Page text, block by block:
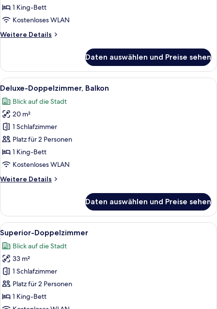
1 King-Bett
Kostenloses WLAN
Weitere Details
Weitere
Doppelzimmer
Daten auswählen und Preise sehen
Alle
Fotos
für
Deluxe-
Doppelzimmer,
Balkon
anzeigen
Ein modernes Schlafzimmer mit
10
Deluxe-Doppelzimmer, Balkon
Blick auf die Stadt
20 m²
1 Schlafzimmer
Platz für 2 Personen
1 King-Bett
Kostenloses WLAN
Weitere Details
Weitere
Doppelzimmer,
Balkon
Daten auswählen und Preise sehen
Alle
Fotos
für
Superior-
Doppelzimmer
anzeigen
Ein Hotelzimmer mit einem großen
13
Superior-Doppelzimmer
Blick auf die Stadt
33 m²
1 Schlafzimmer
Platz für 2 Personen
1 King-Bett